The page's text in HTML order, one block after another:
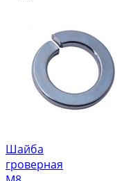
Шайба
гроверная